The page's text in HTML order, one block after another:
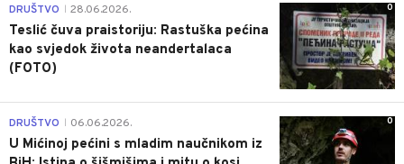
0
DRUŠTVO 28.06.2026.
Teslić čuva praistoriju: Rastuška pećina
kao svjedok života neandertalaca
(FOTO)
0
DRUŠTVO 06.06.2026.
U Mićinoj pećini s mladim naučnikom iz